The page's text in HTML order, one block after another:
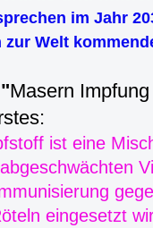
im Jahr
zur Welt
Masern
ist eine
eingesetzt